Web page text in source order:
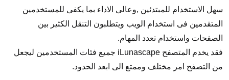
سهل الاستخدام للمبتدئين ,وعالى الاداء بما يكفى للمستخدمين
المتقدمين فى استخدام الويب ويتطلبون التنقل الكثير بين
الصفحات واستخدام تعدد المهام.
فقد يخدم المتصفح iLunascape جميع فئات المستخدمين ليجعل
من التصفح امر مختلف وممتع الى ابعد الحدود.